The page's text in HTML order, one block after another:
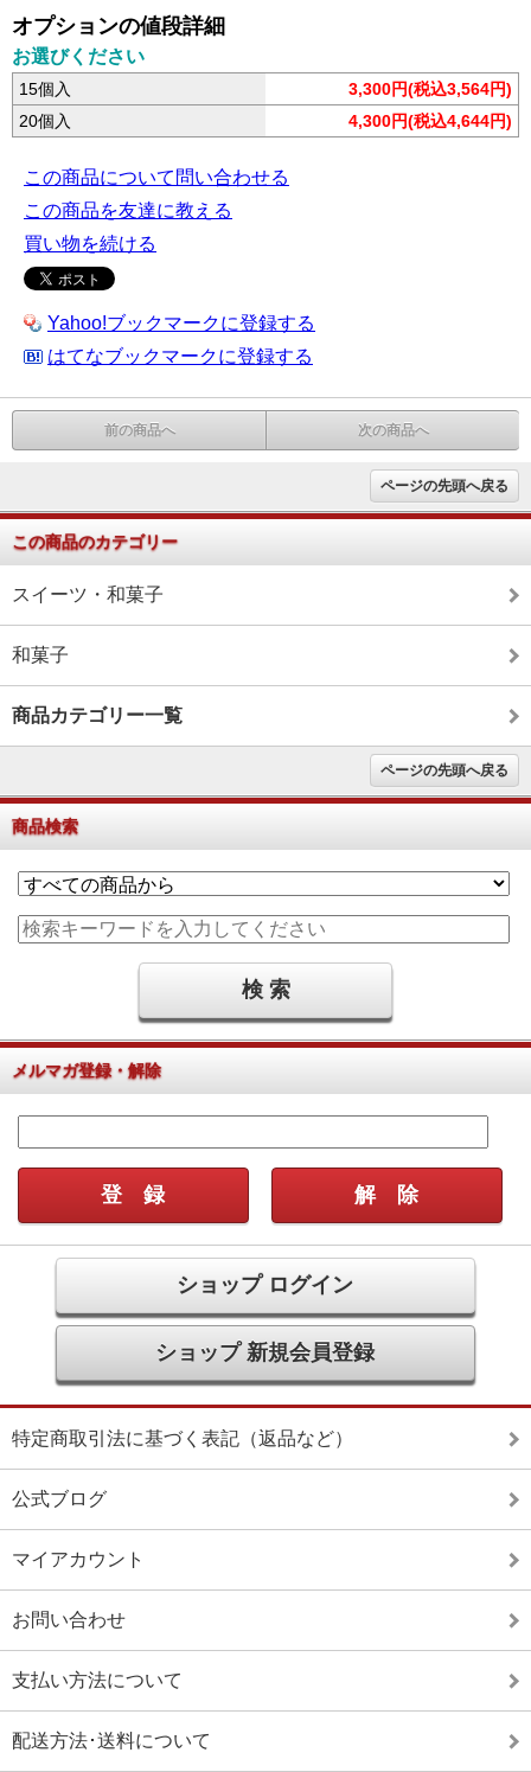
オプションの値段詳細
お選びください
15個入
3,300円(税込3,564円)
20個入
4,300円(税込4,644円)
この商品について問い合わせる
この商品を友達に教える
買い物を続ける
Yahoo!ブックマークに登録する
はてなブックマークに登録する
前の商品へ 次の商品へ
ページの先頭へ戻る
この商品のカテゴリー
スイーツ・和菓子
和菓子
商品カテゴリー一覧
ページの先頭へ戻る
商品検索
メルマガ登録・解除
ショップ ログイン
ショップ 新規会員登録
特定商取引法に基づく表記（返品など）
公式ブログ
マイアカウント
お問い合わせ
支払い方法について
配送方法･送料について